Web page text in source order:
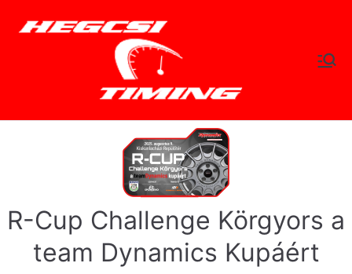
hegc
sitimi
Időtlen Idők
R-Cup Challenge Körgyors a
team Dynamics Kupáért